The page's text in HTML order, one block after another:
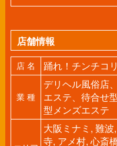
店舗情報
店 名 踊れ！チンチコ
業 種
デリヘル風俗店
エステ、待合せ
型メンズエステ
大阪ミナミ, 難
寺, アメ村, 心斎